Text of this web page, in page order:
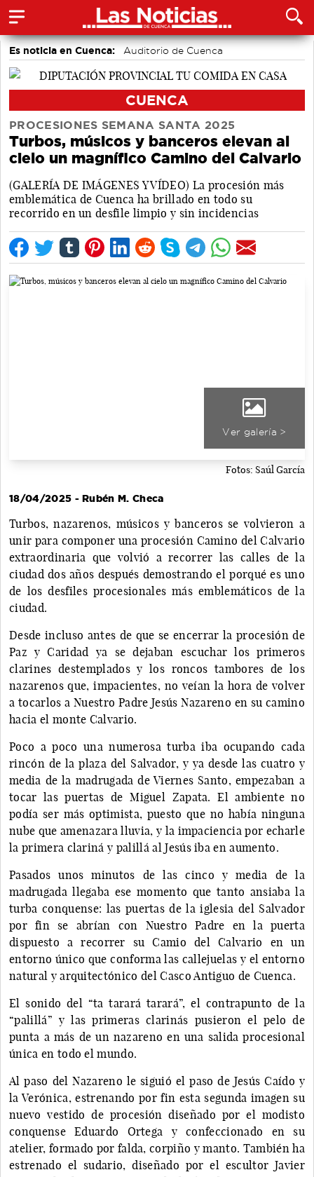
Es noticia en Cuenca: Auditorio de Cuenca
CUENCA
PROCESIONES SEMANA SANTA 2025
Turbos, músicos y banceros elevan al
cielo un magnífico Camino del Calvario
(GALERÍA DE IMÁGENES Y VÍDEO) La procesión más
emblemática de Cuenca ha brillado en todo su
recorrido en un desfile limpio y sin incidencias
Ver galería >
Fotos: Saúl García
18/04/2025 - Rubén M. Checa
Turbos, nazarenos, músicos y banceros se volvieron a
unir para componer una procesión Camino del Calvario
extraordinaria que volvió a recorrer las calles de la
ciudad dos años después demostrando el porqué es uno
de los desfiles procesionales más emblemáticos de la
ciudad.
Desde incluso antes de que se encerrar la procesión de
Paz y Caridad ya se dejaban escuchar los primeros
clarines destemplados y los roncos tambores de los
nazarenos que, impacientes, no veían la hora de volver
a tocarlos a Nuestro Padre Jesús Nazareno en su camino
hacia el monte Calvario.
Poco a poco una numerosa turba iba ocupando cada
rincón de la plaza del Salvador, y ya desde las cuatro y
media de la madrugada de Viernes Santo, empezaban a
tocar las puertas de Miguel Zapata. El ambiente no
podía ser más optimista, puesto que no había ninguna
nube que amenazara lluvia, y la impaciencia por echarle
la primera clariná y palillá al Jesús iba en aumento.
Pasados unos minutos de las cinco y media de la
madrugada llegaba ese momento que tanto ansiaba la
turba conquense: las puertas de la iglesia del Salvador
por fin se abrían con Nuestro Padre en la puerta
dispuesto a recorrer su Camio del Calvario en un
entorno único que conforma las callejuelas y el entorno
natural y arquitectónico del Casco Antiguo de Cuenca.
El sonido del “ta tarará tarará”, el contrapunto de la
“palillá” y las primeras clarinás pusieron el pelo de
punta a más de un nazareno en una salida procesional
única en todo el mundo.
Al paso del Nazareno le siguió el paso de Jesús Caído y
la Verónica, estrenando por fin esta segunda imagen su
nuevo vestido de procesión diseñado por el modisto
conquense Eduardo Ortega y confeccionado en su
atelier, formado por falda, corpiño y manto. También ha
estrenado el sudario, diseñado por el escultor Javier